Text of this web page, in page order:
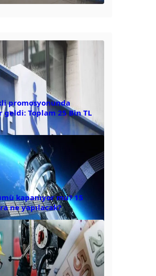
promosyonunda
geldi: Toplam 25 Bin TL
kapanıyor mu? 15
ne yapılacak?